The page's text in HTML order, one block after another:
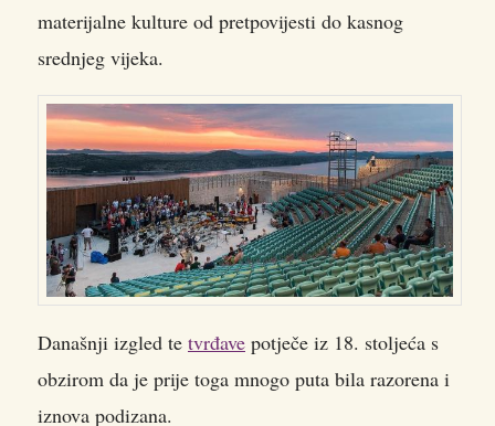
materijalne kulture od pretpovijesti do kasnog
srednjeg vijeka.
Današnji izgled te tvrđave potječe iz 18. stoljeća s
obzirom da je prije toga mnogo puta bila razorena i
iznova podizana.